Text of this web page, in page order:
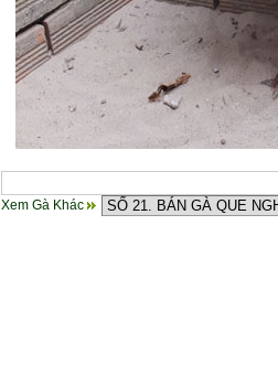
Xem Gà Khác